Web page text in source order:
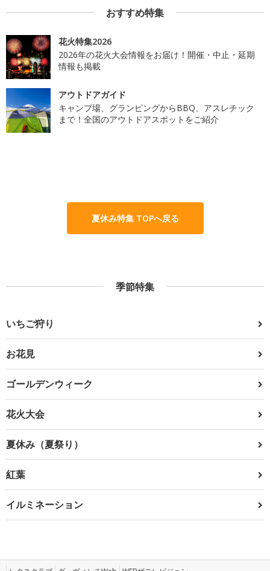
おすすめ特集
花火特集2026
2026年の花火大会情報をお届け！開催・中止・延期
情報も掲載
アウトドアガイド
キャンプ場、グランピングからBBQ、アスレチック
まで！全国のアウトドアスポットをご紹介
夏休み特集 TOPへ戻る
季節特集
いちご狩り
お花見
ゴールデンウィーク
花火大会
夏休み（夏祭り）
紅葉
イルミネーション